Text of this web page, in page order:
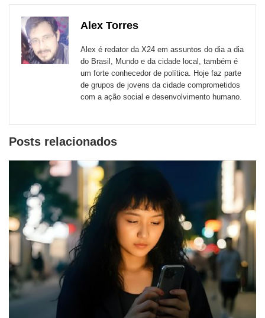
sites
externos
EmailFacebookMessenger
TwitterWhatsApp
Alex Torres
Alex é redator da X24 em assuntos do dia a dia
do Brasil, Mundo e da cidade local, também é
um forte conhecedor de política. Hoje faz parte
de grupos de jovens da cidade comprometidos
com a ação social e desenvolvimento humano.
Posts relacionados